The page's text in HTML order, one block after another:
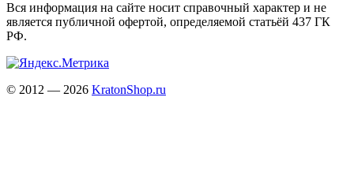
Вся информация на сайте носит справочный характер и не
является публичной офертой, определяемой статьёй 437 ГК
РФ.
© 2012 — 2026 KratonShop.ru